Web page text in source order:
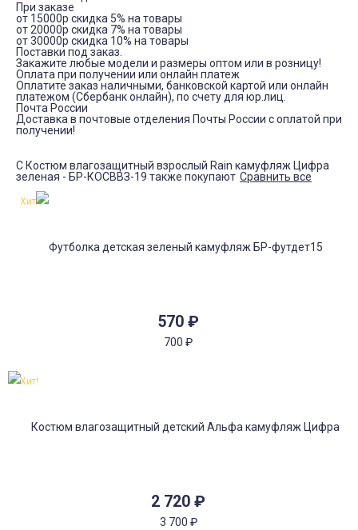
При заказе
от 15000р скидка 5% на товары
от 20000р скидка 7% на товары
от 30000р скидка 10% на товары
Поставки под заказ.
Закажите любые модели и размеры оптом или в розницу!
Оплата при получении или онлайн платеж
Оплатите заказ наличными, банковской картой или онлайн
платежом (Сбербанк онлайн), по счету для юр.лиц.
Почта России
Доставка в почтовые отделения Почты России с оплатой при
получении!
С Костюм влагозащитный взрослый Rain камуфляж Цифра
зеленая - БР-КОСВВЗ-19 также покупают Сравнить все
570 ₽
700 ₽
Хит!
2 720 ₽
3 700 ₽
Хит!